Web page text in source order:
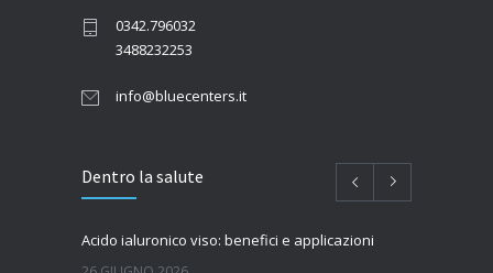
0342.796032
3488232253
info@bluecenters.it
Dentro la salute
Acido ialuronico viso: benefici e applicazioni